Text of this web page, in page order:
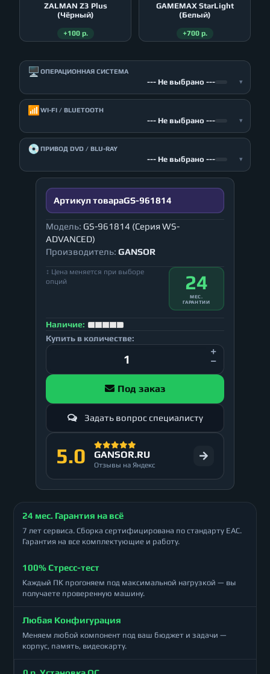
ZALMAN Z3 Plus
(Чёрный)
+100 р.
GAMEMAX StarLight
(Белый)
+700 р.
🖥️ ОПЕРАЦИОННАЯ СИСТЕМА
--- Не выбрано --- ▾
📶 WI-FI / BLUETOOTH
--- Не выбрано --- ▾
💿ПРИВОД DVD / BLU-RAY
--- Не выбрано --- ▾
Артикул товараGS-961814
Модель: GS-961814 (Серия WS-
ADVANCED)
Производитель: GANSOR
↕ Цена меняется при выборе
опций
24
МЕС.
ГАРАНТИИ
Наличие:
Купить в количестве:
Под заказ
Задать вопрос специалисту
5.0 GANSOR.RU
Отзывы на Яндекс
24 мес. Гарантия на всё
7 лет сервиса. Сборка сертифицирована по стандарту ЕАС.
Гарантия на все комплектующие и работу.
100% Стресс-тест
Каждый ПК прогоняем под максимальной нагрузкой — вы
получаете проверенную машину.
Любая Конфигурация
Меняем любой компонент под ваш бюджет и задачи —
корпус, память, видеокарту.